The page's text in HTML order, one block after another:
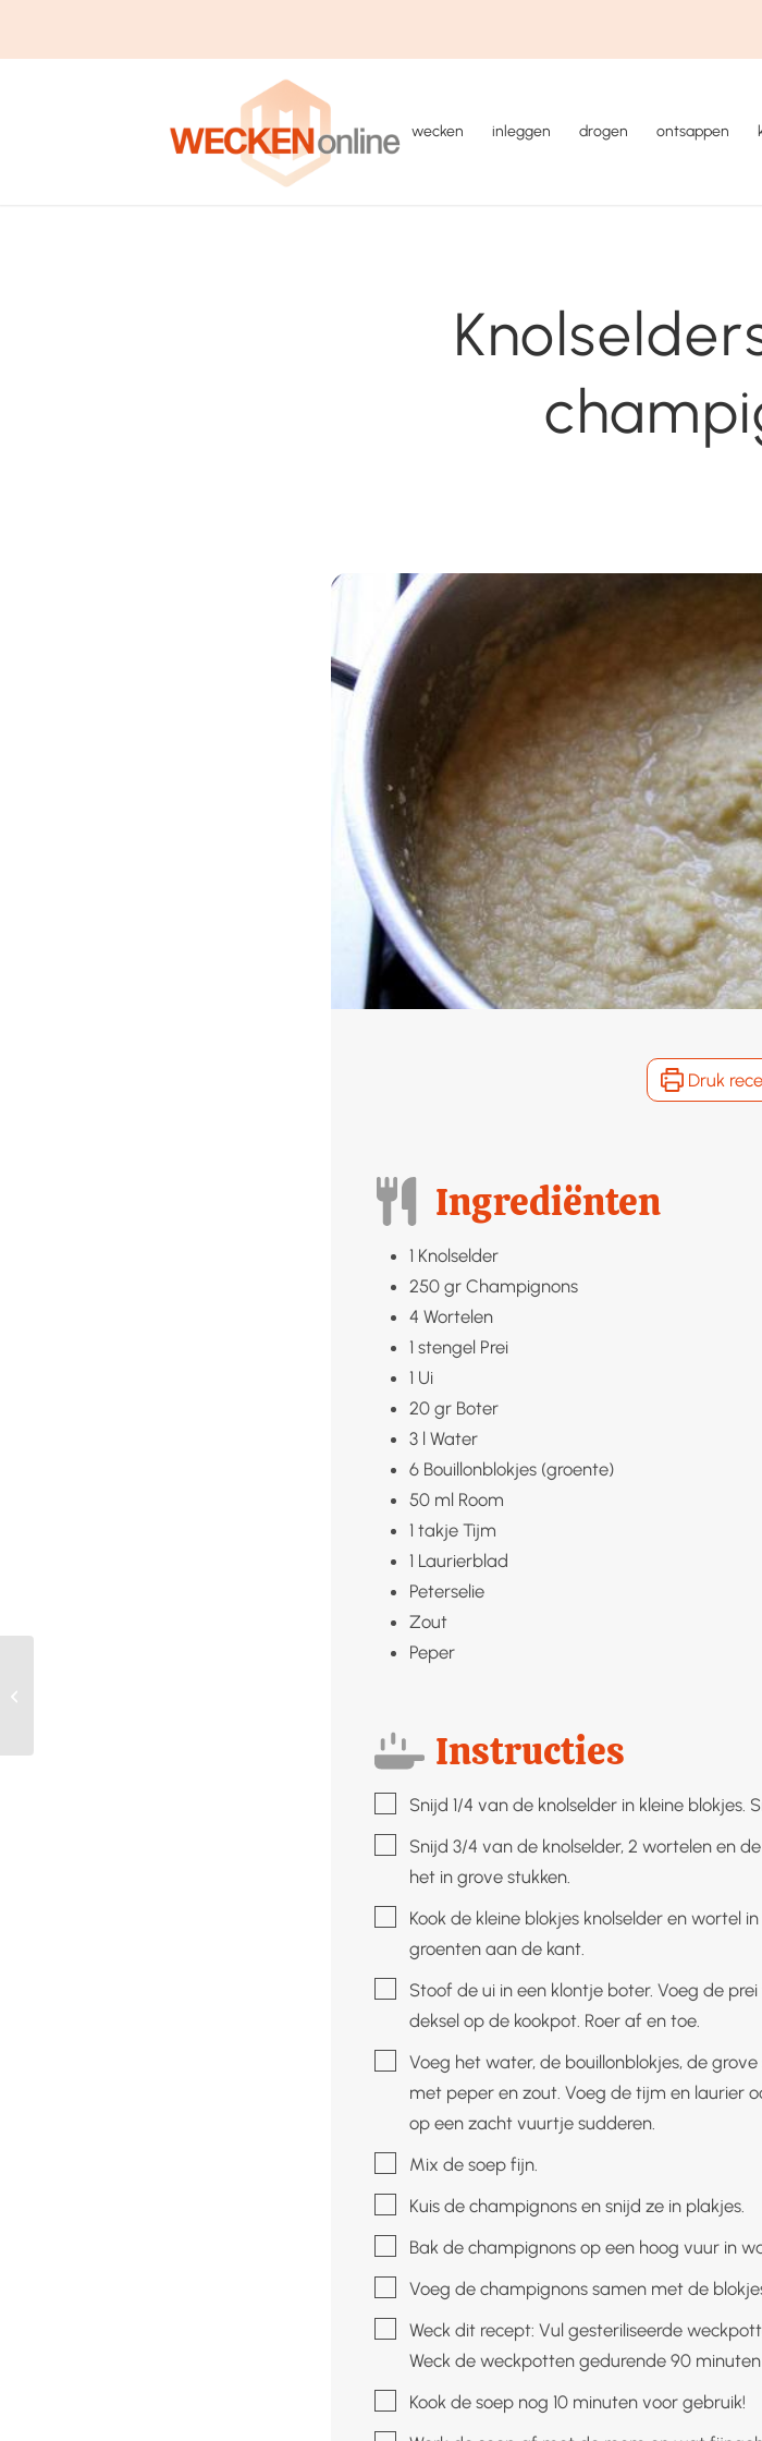
wecken inleggen drogen ontsappen
Druk
Ingrediënten
1 Knolselder
250 gr Champignons
4 Wortelen
1 stengel Prei
1 Ui
20 gr Boter
3 l Water
6 Bouillonblokjes (groente)
50 ml Room
1 takje Tijm
1 Laurierblad
Peterselie
Zout
Peper
Instructies
▢Snijd 1/4 van de knolselder in kleine blokjes.
▢Snijd 3/4 van de knolselder, 2 wortelen en
het in grove stukken.
▢Kook de kleine blokjes knolselder en wortel
groenten aan de kant.
▢Stoof de ui in een klontje boter. Voeg de
deksel op de kookpot. Roer af en toe.
▢Voeg het water, de bouillonblokjes, de
met peper en zout. Voeg de tijm en laurier
op een zacht vuurtje sudderen.
▢Mix de soep fijn.
▢Kuis de champignons en snijd ze in plakjes.
▢Bak de champignons op een hoog vuur in
▢Voeg de champignons samen met de
▢Weck dit recept: Vul gesteriliseerde
Weck de weckpotten gedurende 90 minuten
▢Kook de soep nog 10 minuten voor gebruik!